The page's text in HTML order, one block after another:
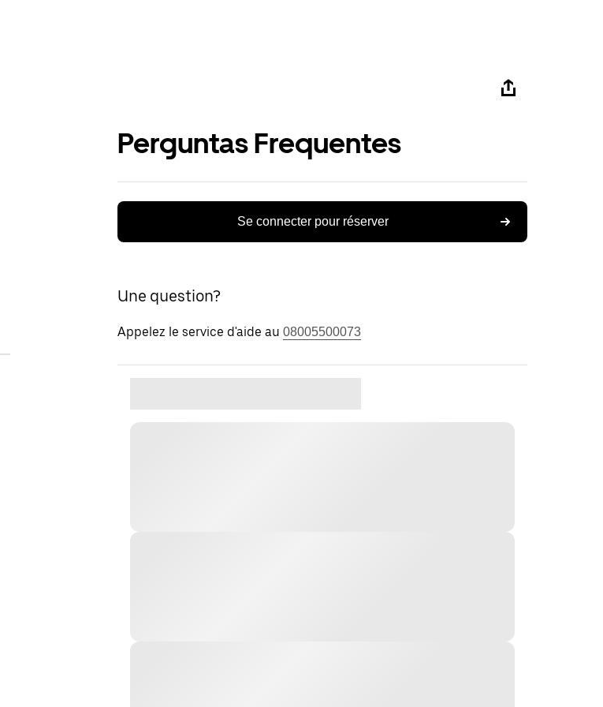
Perguntas Frequentes
Se connecter pour réserver
Une question?
Appelez le service d'aide au 08005500073